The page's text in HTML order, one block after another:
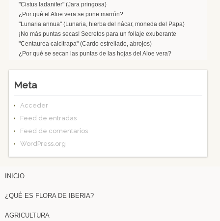
"Cistus ladanifer" (Jara pringosa)
¿Por qué el Aloe vera se pone marrón?
"Lunaria annua" (Lunaria, hierba del nácar, moneda del Papa)
¡No más puntas secas! Secretos para un follaje exuberante
"Centaurea calcitrapa" (Cardo estrellado, abrojos)
¿Por qué se secan las puntas de las hojas del Aloe vera?
Meta
Acceder
Feed de entradas
Feed de comentarios
WordPress.org
INICIO
¿QUÉ ES FLORA DE IBERIA?
AGRICULTURA